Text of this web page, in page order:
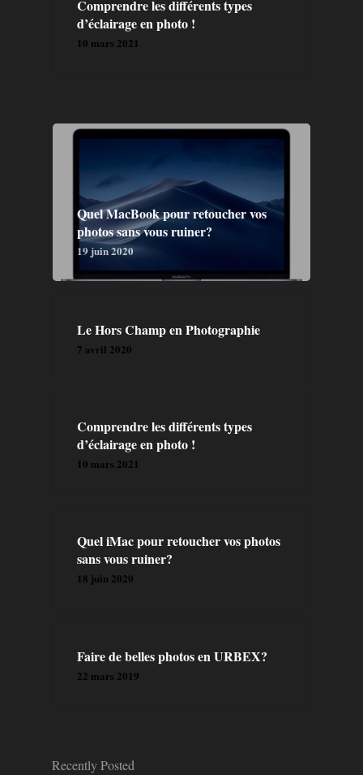
Comprendre les différents types
d’éclairage en photo !
10 mars 2021
Quel MacBook pour retoucher vos
photos sans vous ruiner?
19 juin 2020
Le Hors Champ en Photographie
7 avril 2020
Comprendre les différents types
d’éclairage en photo !
10 mars 2021
Quel iMac pour retoucher vos photos
sans vous ruiner?
18 juin 2020
Faire de belles photos en URBEX?
22 mars 2019
Recently Posted
GALERIE
A PROPOS
BLOG
LIVRES